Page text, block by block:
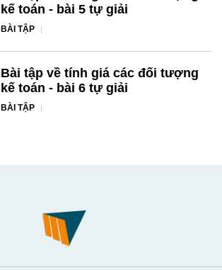
kế toán - bài 5 tự giải
BÀI TẬP
Bài tập về tính giá các đối tượng
kế toán - bài 6 tự giải
BÀI TẬP